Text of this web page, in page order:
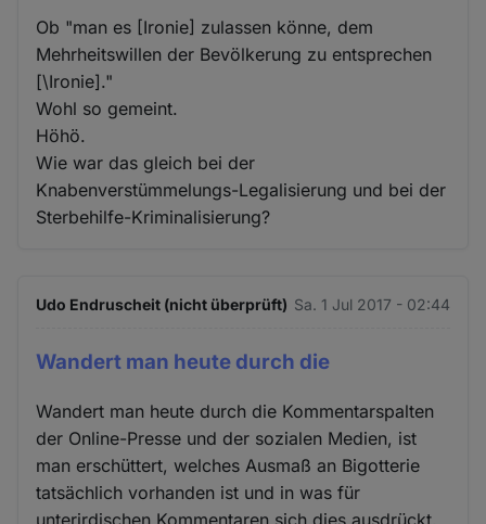
Ob "man es [Ironie] zulassen könne, dem
Mehrheitswillen der Bevölkerung zu entsprechen
[\Ironie]."
Wohl so gemeint.
Höhö.
Wie war das gleich bei der
Knabenverstümmelungs-Legalisierung und bei der
Sterbehilfe-Kriminalisierung?
Udo Endruscheit (nicht überprüft) Sa. 1 Jul 2017 - 02:44
Wandert man heute durch die
Wandert man heute durch die Kommentarspalten
der Online-Presse und der sozialen Medien, ist
man erschüttert, welches Ausmaß an Bigotterie
tatsächlich vorhanden ist und in was für
unterirdischen Kommentaren sich dies ausdrückt.